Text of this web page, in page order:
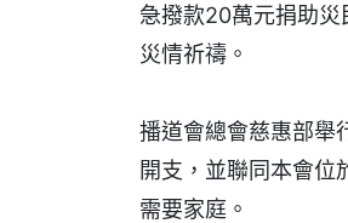
急撥款20萬元捐助
災情祈禱。
播道會總會慈惠部舉
開支，並聯同本會位
需要家庭。